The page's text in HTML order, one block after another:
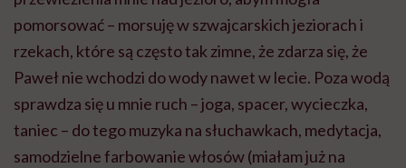
pomorsować – morsuję w szwajcarskich jeziorach i
rzekach, które są często tak zimne, że zdarza się, że
Paweł nie wchodzi do wody nawet w lecie. Poza wodą
sprawdza się u mnie ruch – joga, spacer, wycieczka,
taniec – do tego muzyka na słuchawkach, medytacja,
samodzielne farbowanie włosów (miałam już na